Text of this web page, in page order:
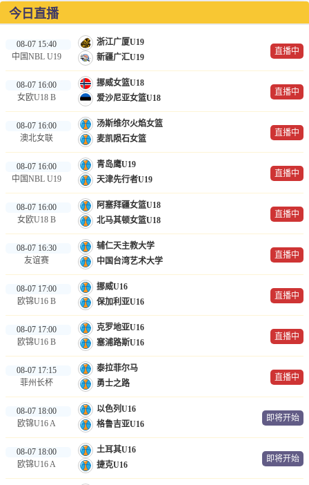
今日直播
08-07 15:40
中国NBL U19
浙江广厦U19
新疆广汇U19
直播中
08-07 16:00
女欧U18 B
挪威女篮U18
爱沙尼亚女篮U18
直播中
08-07 16:00
澳北女联
汤斯维尔火焰女篮
麦凯陨石女篮
直播中
08-07 16:00
中国NBL U19
青岛鹰U19
天津先行者U19
直播中
08-07 16:00
女欧U18 B
阿塞拜疆女篮U18
北马其顿女篮U18
直播中
08-07 16:30
友谊赛
辅仁天主教大学
中国台湾艺术大学
直播中
08-07 17:00
欧锦U16 B
挪威U16
保加利亚U16
直播中
08-07 17:00
欧锦U16 B
克罗地亚U16
塞浦路斯U16
直播中
08-07 17:15
菲州长杯
泰拉菲尔马
勇士之路
直播中
08-07 18:00
欧锦U16 A
以色列U16
格鲁吉亚U16
即将开始
08-07 18:00
欧锦U16 A
土耳其U16
捷克U16
即将开始